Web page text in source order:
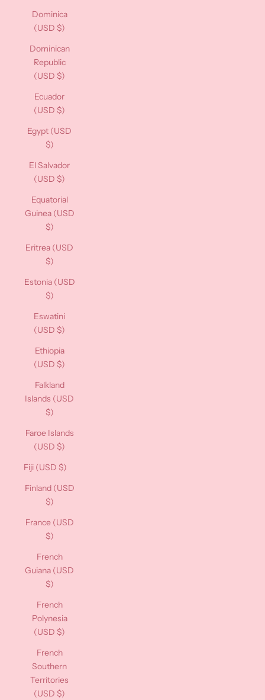
Dominica
(USD $)
Dominican
Republic
(USD $)
Ecuador
(USD $)
Egypt (USD
$)
El Salvador
(USD $)
Equatorial
Guinea (USD
$)
Eritrea (USD
$)
Estonia (USD
$)
Eswatini
(USD $)
Ethiopia
(USD $)
Falkland
Islands (USD
$)
Faroe Islands
(USD $)
Fiji (USD $)
Finland (USD
$)
France (USD
$)
French
Guiana (USD
$)
French
Polynesia
(USD $)
French
Southern
Territories
(USD $)